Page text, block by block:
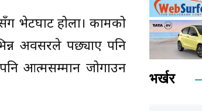
भेटघाट होला। कामको
अवसरले पछ्याए पनि
आत्मसम्मान जोगाउन
भर्खर